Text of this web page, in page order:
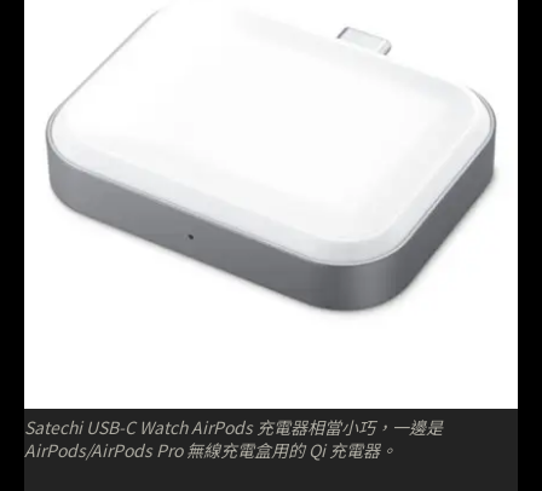
Satechi USB-C Watch AirPods 充電器相當小巧，一邊是
AirPods/AirPods Pro 無線充電盒用的 Qi 充電器。